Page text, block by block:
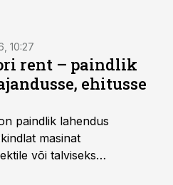
10:27
rent – paindlik
ehitusse
paindlik lahendus
masinat
või talviseks